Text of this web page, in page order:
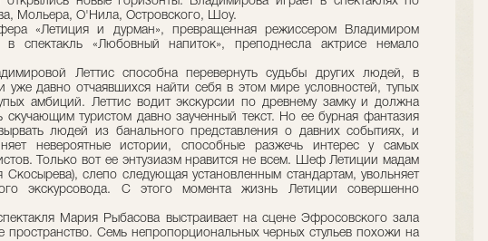
Мольера, О'Нила, Островского, Шоу.
«Летиция и дурман», превращенная режиссером Владимиром
в спектакль «Любовный напиток», преподнесла актрисе немало
Леттис способна перевернуть судьбы других людей, в
уже давно отчаявшихся найти себя в этом мире условностей, тупых
амбиций. Леттис водит экскурсии по древнему замку и должна
скучающим туристом давно заученный текст. Но ее бурная фантазия
людей из банального представления о давних событиях, и
невероятные истории, способные разжечь интерес у самых
Только вот ее энтузиазм нравится не всем. Шеф Летиции мадам
Скосырева), слепо следующая установленным стандартам, увольняет
экскурсовода. С этого момента жизнь Летиции совершенно
Мария Рыбасова выстраивает на сцене Эфросовского зала
пространство. Семь непропорциональных черных стульев похожи на